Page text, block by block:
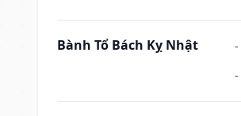
Bành Tổ Bách Kỵ Nhật -
-